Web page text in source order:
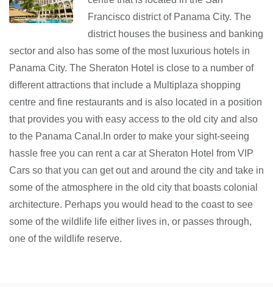
Francisco district of Panama City. The
district houses the business and banking
sector and also has some of the most luxurious hotels in
Panama City. The Sheraton Hotel is close to a number of
different attractions that include a Multiplaza shopping
centre and fine restaurants and is also located in a position
that provides you with easy access to the old city and also
to the Panama Canal.In order to make your sight-seeing
hassle free you can rent a car at Sheraton Hotel from VIP
Cars so that you can get out and around the city and take in
some of the atmosphere in the old city that boasts colonial
architecture. Perhaps you would head to the coast to see
some of the wildlife life either lives in, or passes through,
one of the wildlife reserve.